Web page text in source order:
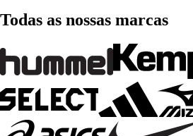
Todas as nossas marcas